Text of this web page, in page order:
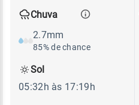
Chuva
2.7mm
85% de chance
Sol
05:32h às 17:19h